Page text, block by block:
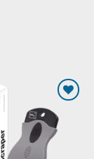
Legg til
ønskeliste